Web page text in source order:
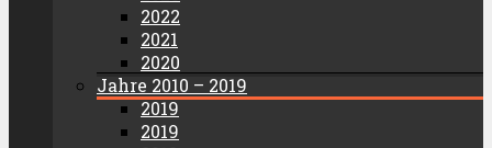
2022
2021
2020
Jahre 2010 – 2019
2019
2019